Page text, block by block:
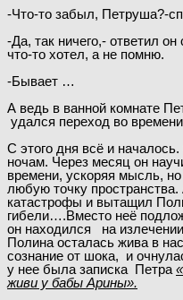
-Что-то забыл, Петруша?-
-Да, так ничего,- ответил
что-то хотел, а не помню.
-Бывает …
А ведь в ванной комнате
удался переход во
С этого дня всё и
ночам. Через месяц он
времени, ускоряя мысль,
любую точку
катастрофы и вытащил
гибели….Вместо неё
он находился на
Полина осталась жива в
сознание от шока, и
у нее была записка Петра
живи у бабы Арины».